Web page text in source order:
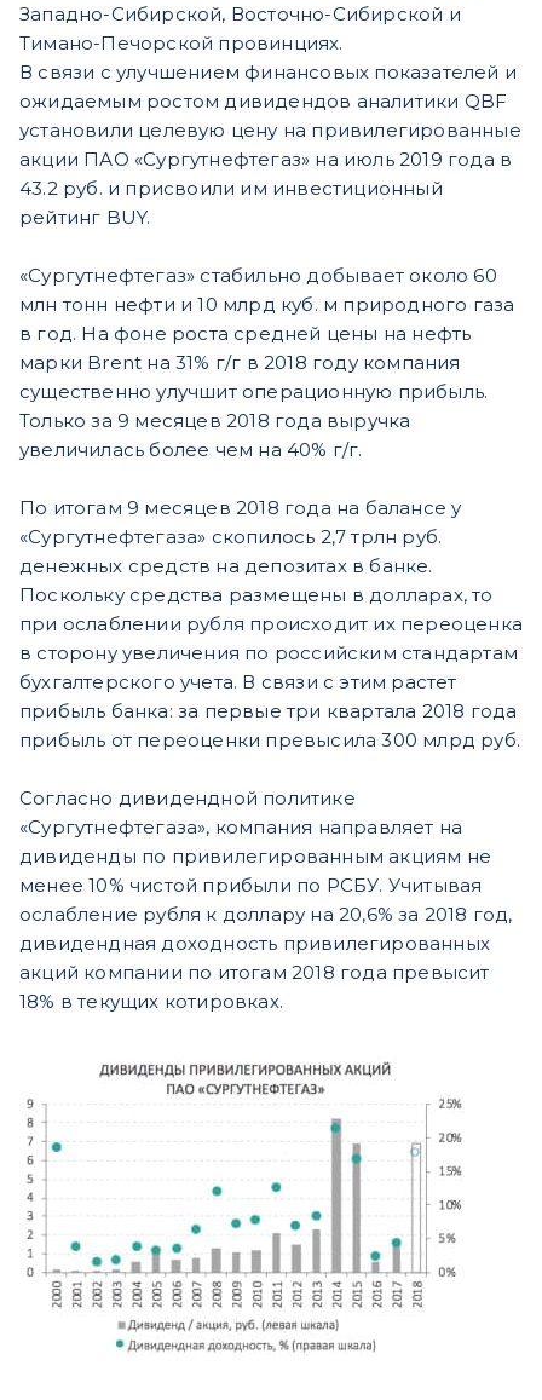
Западно-Сибирской, Восточно-Сибирской и
Тимано-Печорской провинциях.
В связи с улучшением финансовых показателей и
ожидаемым ростом дивидендов аналитики QBF
установили целевую цену на привилегированные
акции ПАО «Сургутнефтегаз» на июль 2019 года в
43.2 руб. и присвоили им инвестиционный
рейтинг BUY.
«Сургутнефтегаз» стабильно добывает около 60
млн тонн нефти и 10 млрд куб. м природного газа
в год. На фоне роста средней цены на нефть
марки Brent на 31% г/г в 2018 году компания
существенно улучшит операционную прибыль.
Только за 9 месяцев 2018 года выручка
увеличилась более чем на 40% г/г.
По итогам 9 месяцев 2018 года на балансе у
«Сургутнефтегаза» скопилось 2,7 трлн руб.
денежных средств на депозитах в банке.
Поскольку средства размещены в долларах, то
при ослаблении рубля происходит их переоценка
в сторону увеличения по российским стандартам
бухгалтерского учета. В связи с этим растет
прибыль банка: за первые три квартала 2018 года
прибыль от переоценки превысила 300 млрд руб.
Согласно дивидендной политике
«Сургутнефтегаза», компания направляет на
дивиденды по привилегированным акциям не
менее 10% чистой прибыли по РСБУ. Учитывая
ослабление рубля к доллару на 20,6% за 2018 год,
дивидендная доходность привилегированных
акций компании по итогам 2018 года превысит
18% в текущих котировках.